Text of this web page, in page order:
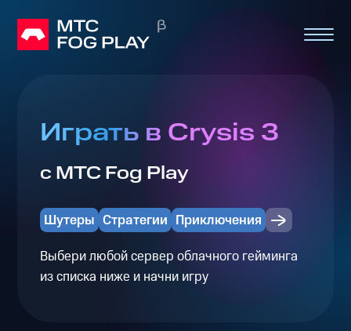
Играть в Crysis 3
с МТС Fog Play
Шутеры Стратегии Приключения
Выбери любой сервер облачного гейминга
из списка ниже и начни игру